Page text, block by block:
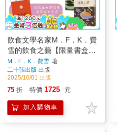
飲食文學名家M．F．K．費
雪的飲食之藝【限量書盒經
典珍藏版（全五冊）】附：
台灣飲食作家導讀別冊
M．F．K．費雪 著
二十張出版 出版
2025/10/01 出版
75 折 特價 1725 元
加入購物車